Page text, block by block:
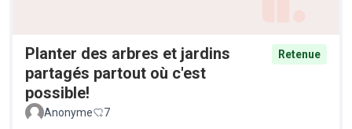
Planter des arbres et jardins
partagés partout où c'est
possible!
Retenue
Anonyme 7